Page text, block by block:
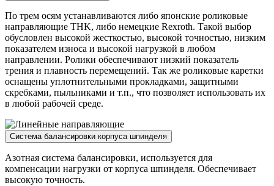
По трем осям устанавливаются либо японские роликовые
направляющие THK, либо немецкие Rexroth. Такой выбор
обусловлен высокой жесткостью, высокой точностью, низким
показателем износа и высокой нагрузкой в любом
направлении. Ролики обеспечивают низкий показатель
трения и плавность перемещений. Так же роликовые каретки
оснащены уплотнительными прокладками, защитными
скребками, пыльниками и т.п., что позволяет использовать их
в любой рабочей среде.
Система балансировки корпуса шпинделя
Азотная система балансировки, используется для
компенсации нагрузки от корпуса шпинделя. Обеспечивает
высокую точность.